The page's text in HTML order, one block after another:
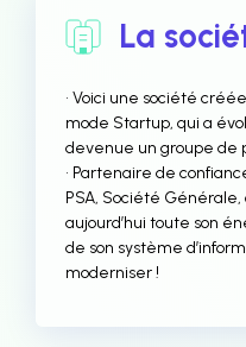
La
• Voici une société
mode Startup, qui a
devenue un groupe de
• Partenaire de
PSA, Société
aujourd’hui toute son
de son système
moderniser !